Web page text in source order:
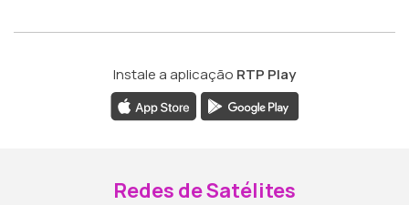
Instale a aplicação RTP Play
Redes de Satélites